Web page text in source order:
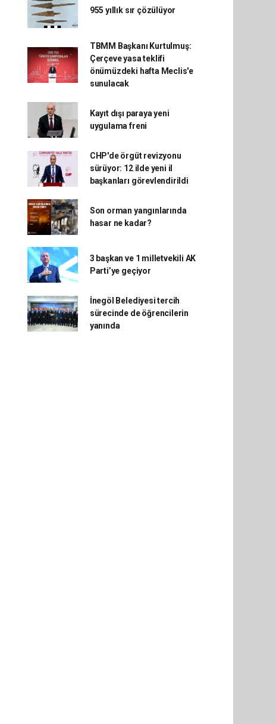
955 yıllık sır çözülüyor
TBMM Başkanı Kurtulmuş:
Çerçeve yasa teklifi
önümüzdeki hafta Meclis'e
sunulacak
Kayıt dışı paraya yeni
uygulama freni
CHP'de örgüt revizyonu
sürüyor: 12 ilde yeni il
başkanları görevlendirildi
Son orman yangınlarında
hasar ne kadar?
3 başkan ve 1 milletvekili AK
Parti’ye geçiyor
İnegöl Belediyesi tercih
sürecinde de öğrencilerin
yanında